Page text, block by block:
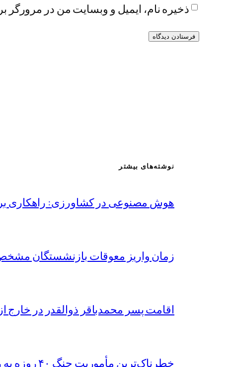
ذخیره نام، ایمیل و وبسایت من در مرورگر
نوشته‌های بیشتر
هوش مصنوعی در کشاورزی: راهکاری
زمان واریز معوقات بازنشستگان
اقامت پسر محمدباقر ذوالقدر در خارج